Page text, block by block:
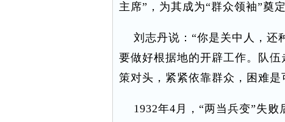
主席”，为其成为“群众领袖”奠
刘志丹说：“你是关中人，还
要做好根据地的开辟工作。队
策对头，紧紧依靠群众，困难是
1932年4月，“两当兵变”失败